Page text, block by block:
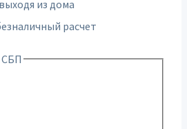
из дома
расчет